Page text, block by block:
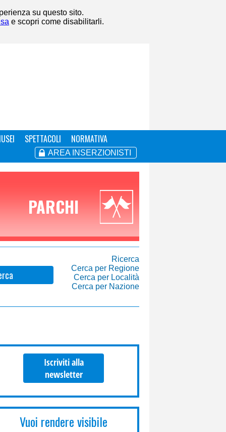
su questo sito.
e scopri come disabilitarli.
SPETTACOLI NORMATIVA
AREA INSERZIONISTI
PARCHI
Ricerca
Cerca per Regione
Cerca per Località
Cerca per Nazione
Iscriviti alla
newsletter
Vuoi rendere visibile